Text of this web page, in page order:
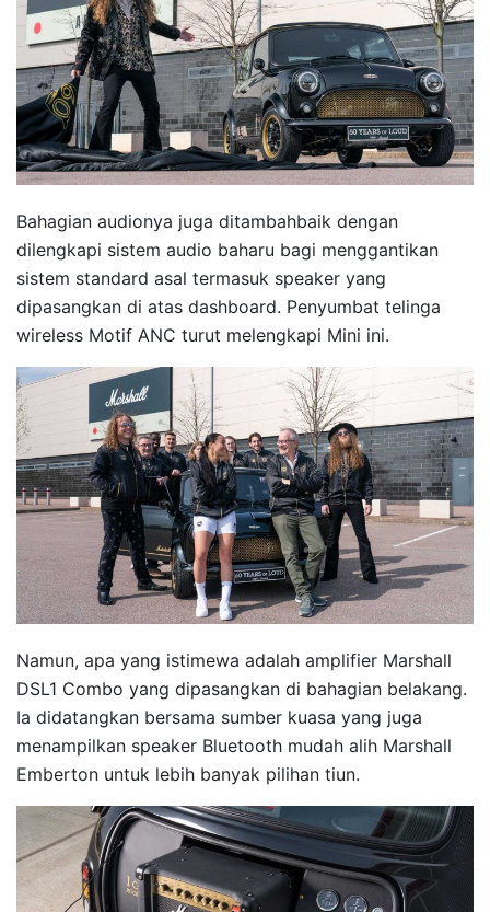
Bahagian audionya juga ditambahbaik dengan
dilengkapi sistem audio baharu bagi menggantikan
sistem standard asal termasuk speaker yang
dipasangkan di atas dashboard. Penyumbat telinga
wireless Motif ANC turut melengkapi Mini ini.
Namun, apa yang istimewa adalah amplifier Marshall
DSL1 Combo yang dipasangkan di bahagian belakang.
Ia didatangkan bersama sumber kuasa yang juga
menampilkan speaker Bluetooth mudah alih Marshall
Emberton untuk lebih banyak pilihan tiun.